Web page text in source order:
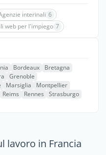
interinali 6
web per l'impiego 7
Bordeaux
Bretagna
Grenoble
Marsiglia
Montpellier
Reims Rennes
Strasburgo
lavoro in Francia